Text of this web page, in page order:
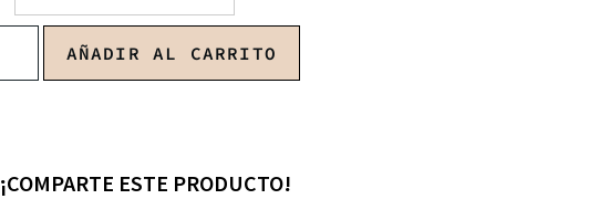
AÑADIR AL CARRITO
¡COMPARTE ESTE PRODUCTO!